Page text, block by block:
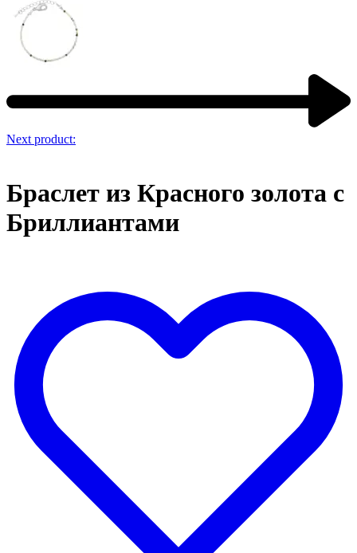
Next product:
Браслет из Красного золота с
Бриллиантами